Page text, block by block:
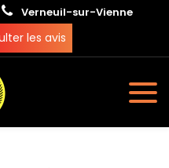
Verneuil-sur-Vienne
les avis